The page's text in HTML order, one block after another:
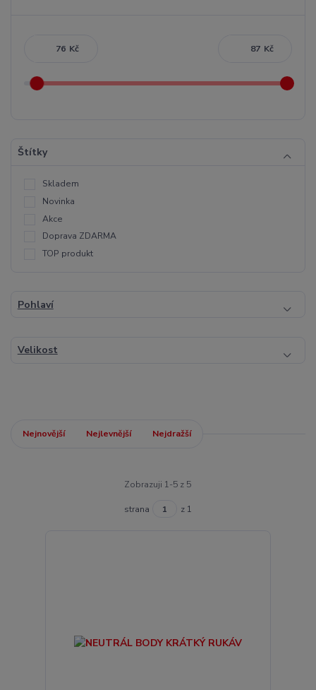
Kč Kč
Štítky
Skladem
Novinka
Akce
Doprava ZDARMA
TOP produkt
Pohlaví
Velikost
Nejnovější Nejlevnější Nejdražší
Zobrazuji 1-5 z 5
strana z 1